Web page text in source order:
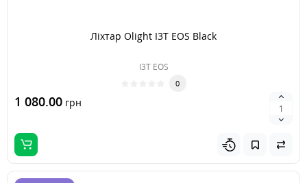
Ліхтар Olight I3T EOS Black
I3T EOS
0
1 080.00 грн